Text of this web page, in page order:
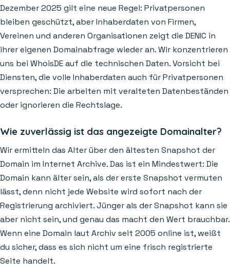
Dezember 2025 gilt eine neue Regel: Privatpersonen
bleiben geschützt, aber Inhaberdaten von Firmen,
Vereinen und anderen Organisationen zeigt die DENIC in
ihrer eigenen Domainabfrage wieder an. Wir konzentrieren
uns bei WhoisDE auf die technischen Daten. Vorsicht bei
Diensten, die volle Inhaberdaten auch für Privatpersonen
versprechen: Die arbeiten mit veralteten Datenbeständen
oder ignorieren die Rechtslage.
Wie zuverlässig ist das angezeigte Domainalter?
Wir ermitteln das Alter über den ältesten Snapshot der
Domain im Internet Archive. Das ist ein Mindestwert: Die
Domain kann älter sein, als der erste Snapshot vermuten
lässt, denn nicht jede Website wird sofort nach der
Registrierung archiviert. Jünger als der Snapshot kann sie
aber nicht sein, und genau das macht den Wert brauchbar.
Wenn eine Domain laut Archiv seit 2005 online ist, weißt
du sicher, dass es sich nicht um eine frisch registrierte
Seite handelt.